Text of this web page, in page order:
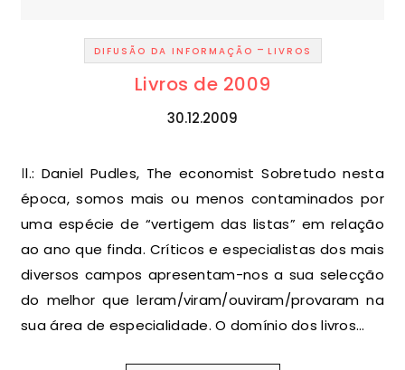
DIFUSÃO DA INFORMAÇÃO - LIVROS
Livros de 2009
30.12.2009
Il.: Daniel Pudles, The economist Sobretudo nesta
época, somos mais ou menos contaminados por
uma espécie de “vertigem das listas” em relação
ao ano que finda. Críticos e especialistas dos mais
diversos campos apresentam-nos a sua selecção
do melhor que leram/viram/ouviram/provaram na
sua área de especialidade. O domínio dos livros…